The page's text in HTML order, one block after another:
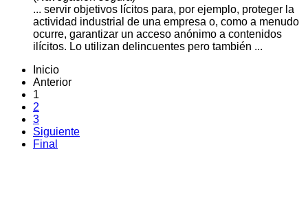
... servir objetivos lícitos para, por ejemplo, proteger la
actividad industrial de una empresa o, como a menudo
ocurre, garantizar un acceso anónimo a contenidos
ilícitos. Lo utilizan delincuentes pero también ...
Inicio
Anterior
1
2
3
Siguiente
Final